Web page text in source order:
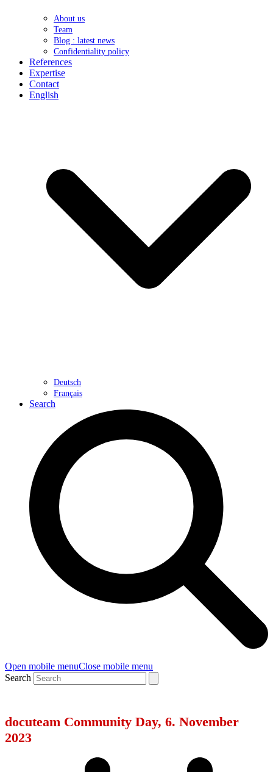
About us
Team
Blog : latest news
Confidentiality policy
References
Expertise
Contact
English
Deutsch
Français
Search
Open mobile menuClose mobile menu
Search
docuteam Community Day, 6. November
2023